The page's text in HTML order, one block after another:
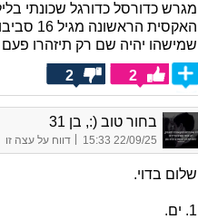
מגרש כדורסל כדורגל שכונתי
שמישהו יהיה שם רק תיזהרו
2
2
בחור טוב (:, בן 31
22/09/25 15:33
| דווח על עצה זו
שלום בדוי.
1. ים.